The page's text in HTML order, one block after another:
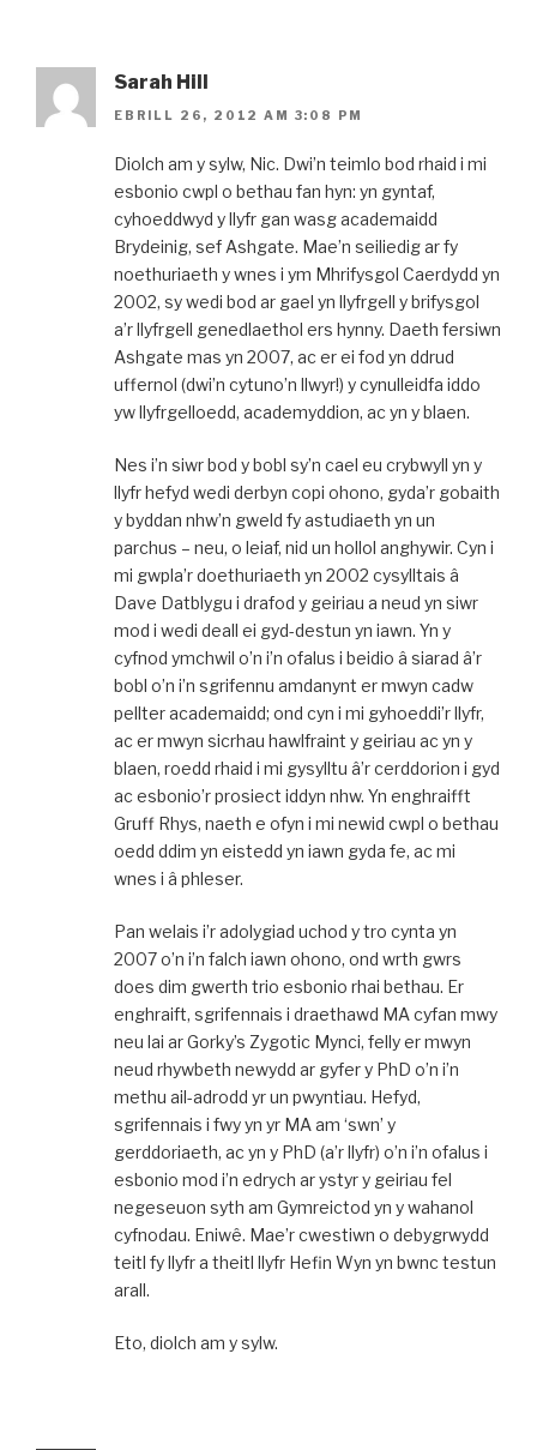
Sarah Hill
EBRILL 26, 2012 AM 3:08 PM
Diolch am y sylw, Nic. Dwi’n teimlo bod rhaid i mi
esbonio cwpl o bethau fan hyn: yn gyntaf,
cyhoeddwyd y llyfr gan wasg academaidd
Brydeinig, sef Ashgate. Mae’n seiliedig ar fy
noethuriaeth y wnes i ym Mhrifysgol Caerdydd yn
2002, sy wedi bod ar gael yn llyfrgell y brifysgol
a’r llyfrgell genedlaethol ers hynny. Daeth fersiwn
Ashgate mas yn 2007, ac er ei fod yn ddrud
uffernol (dwi’n cytuno’n llwyr!) y cynulleidfa iddo
yw llyfrgelloedd, academyddion, ac yn y blaen.
Nes i’n siwr bod y bobl sy’n cael eu crybwyll yn y
llyfr hefyd wedi derbyn copi ohono, gyda’r gobaith
y byddan nhw’n gweld fy astudiaeth yn un
parchus – neu, o leiaf, nid un hollol anghywir. Cyn i
mi gwpla’r doethuriaeth yn 2002 cysylltais â
Dave Datblygu i drafod y geiriau a neud yn siwr
mod i wedi deall ei gyd-destun yn iawn. Yn y
cyfnod ymchwil o’n i’n ofalus i beidio â siarad â’r
bobl o’n i’n sgrifennu amdanynt er mwyn cadw
pellter academaidd; ond cyn i mi gyhoeddi’r llyfr,
ac er mwyn sicrhau hawlfraint y geiriau ac yn y
blaen, roedd rhaid i mi gysylltu â’r cerddorion i gyd
ac esbonio’r prosiect iddyn nhw. Yn enghraifft
Gruff Rhys, naeth e ofyn i mi newid cwpl o bethau
oedd ddim yn eistedd yn iawn gyda fe, ac mi
wnes i â phleser.
Pan welais i’r adolygiad uchod y tro cynta yn
2007 o’n i’n falch iawn ohono, ond wrth gwrs
does dim gwerth trio esbonio rhai bethau. Er
enghraift, sgrifennais i draethawd MA cyfan mwy
neu lai ar Gorky’s Zygotic Mynci, felly er mwyn
neud rhywbeth newydd ar gyfer y PhD o’n i’n
methu ail-adrodd yr un pwyntiau. Hefyd,
sgrifennais i fwy yn yr MA am ‘swn’ y
gerddoriaeth, ac yn y PhD (a’r llyfr) o’n i’n ofalus i
esbonio mod i’n edrych ar ystyr y geiriau fel
negeseuon syth am Gymreictod yn y wahanol
cyfnodau. Eniwê. Mae’r cwestiwn o debygrwydd
teitl fy llyfr a theitl llyfr Hefin Wyn yn bwnc testun
arall.
Eto, diolch am y sylw.